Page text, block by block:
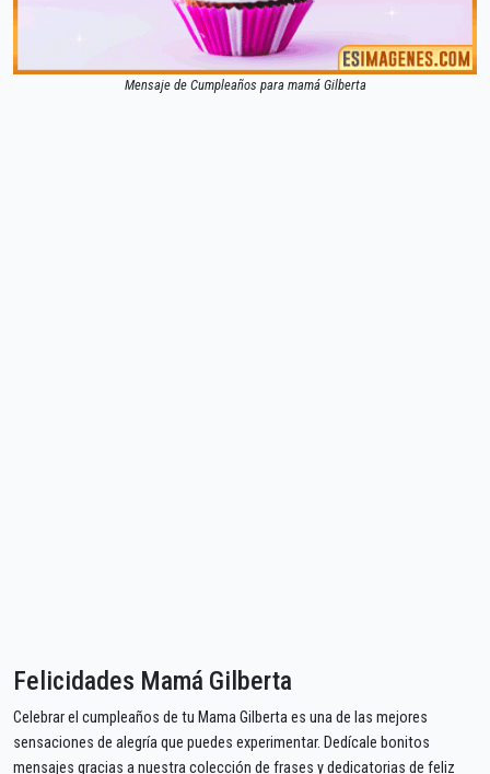
Mensaje de Cumpleaños para mamá Gilberta
Felicidades Mamá Gilberta
Celebrar el cumpleaños de tu Mama Gilberta es una de las mejores
sensaciones de alegría que puedes experimentar. Dedícale bonitos
mensajes gracias a nuestra colección de frases y dedicatorias de feliz